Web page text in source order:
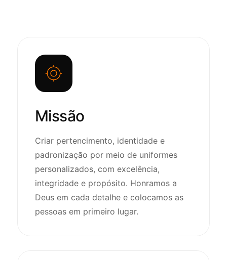
Missão
Criar pertencimento, identidade e
padronização por meio de uniformes
personalizados, com excelência,
integridade e propósito. Honramos a
Deus em cada detalhe e colocamos as
pessoas em primeiro lugar.